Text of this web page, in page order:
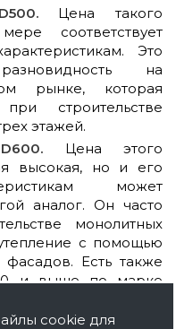
Цена такого
соответствует
Это
на
рынке, которая
строительстве
этажей.
Цена этого
высокая, но и его
может
аналог. Он часто
монолитных
с помощью
Есть также
и выше по марке
cookie для